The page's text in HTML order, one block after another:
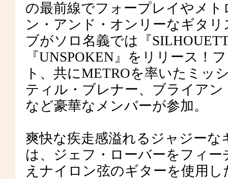
の最前線でフォープレイやメ
ン・アンド・オンリーなギタ
ブがソロ名義では『
『UNSPOKEN』をリリース！
ト、共にMETROを率いたミッ
ティル・ブレナー、ブライア
など豪華なメンバーが参加。
爽快な疾走感溢れるジャジー
は、ジェフ・ローバーをフィ
えナイロン弦のギターを使用